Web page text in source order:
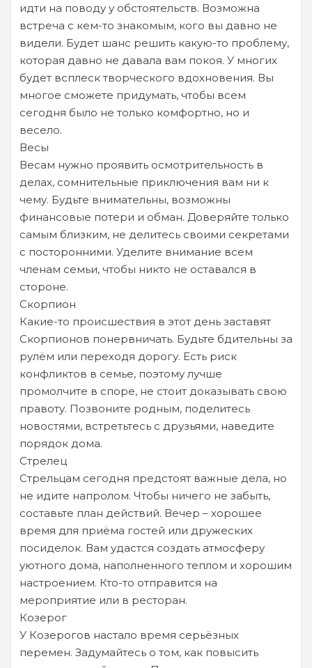
идти на поводу у обстоятельств. Возможна
встреча с кем-то знакомым, кого вы давно не
видели. Будет шанс решить какую-то проблему,
которая давно не давала вам покоя. У многих
будет всплеск творческого вдохновения. Вы
многое сможете придумать, чтобы всем
сегодня было не только комфортно, но и
весело.
Весы
Весам нужно проявить осмотрительность в
делах, сомнительные приключения вам ни к
чему. Будьте внимательны, возможны
финансовые потери и обман. Доверяйте только
самым близким, не делитесь своими секретами
с посторонними. Уделите внимание всем
членам семьи, чтобы никто не оставался в
стороне.
Скорпион
Какие-то происшествия в этот день заставят
Скорпионов понервничать. Будьте бдительны за
рулём или переходя дорогу. Есть риск
конфликтов в семье, поэтому лучше
промолчите в споре, не стоит доказывать свою
правоту. Позвоните родным, поделитесь
новостями, встретьтесь с друзьями, наведите
порядок дома.
Стрелец
Стрельцам сегодня предстоят важные дела, но
не идите напролом. Чтобы ничего не забыть,
составьте план действий. Вечер – хорошее
время для приёма гостей или дружеских
посиделок. Вам удастся создать атмосферу
уютного дома, наполненного теплом и хорошим
настроением. Кто-то отправится на
мероприятие или в ресторан.
Козерог
У Козерогов настало время серьёзных
перемен. Задумайтесь о том, как повысить